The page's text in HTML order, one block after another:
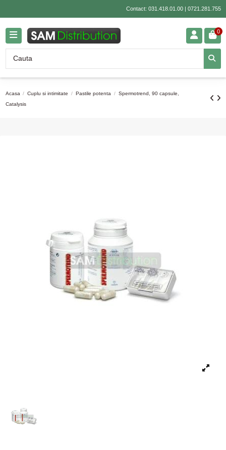
Contact: 031.418.01.00| 0721.281.755
0
Acasa Cuplu si intimitate Pastile potenta
Spermotrend, 90 capsule,
Catalysis